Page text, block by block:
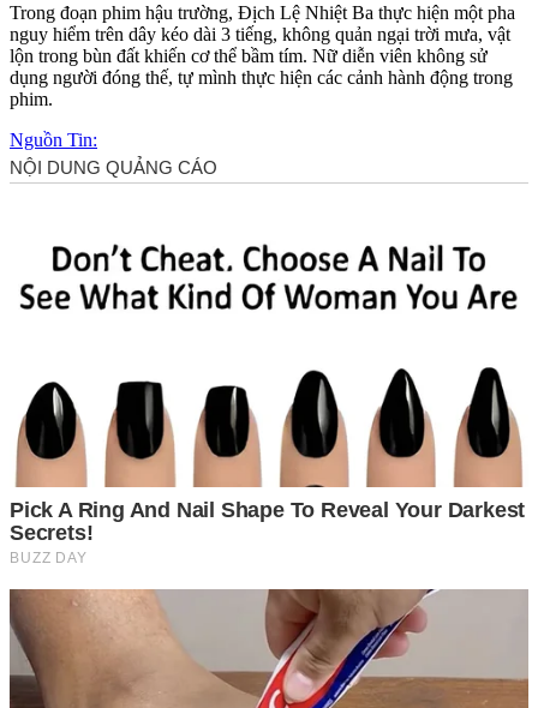
Trong đoạn phim hậu trường, Địch Lệ Nhiệt Ba thực hiện một pha
nguy hiểm trên dây kéo dài 3 tiếng, không quản ngại trời mưa, vật
lộn trong bùn đất khiến c‌ơ th‌ể bầm tím. Nữ diễn viên không sử
dụng người đóng thế, tự mình thực hiện các cảnh hành động trong
phim.
Nguồn Tin: